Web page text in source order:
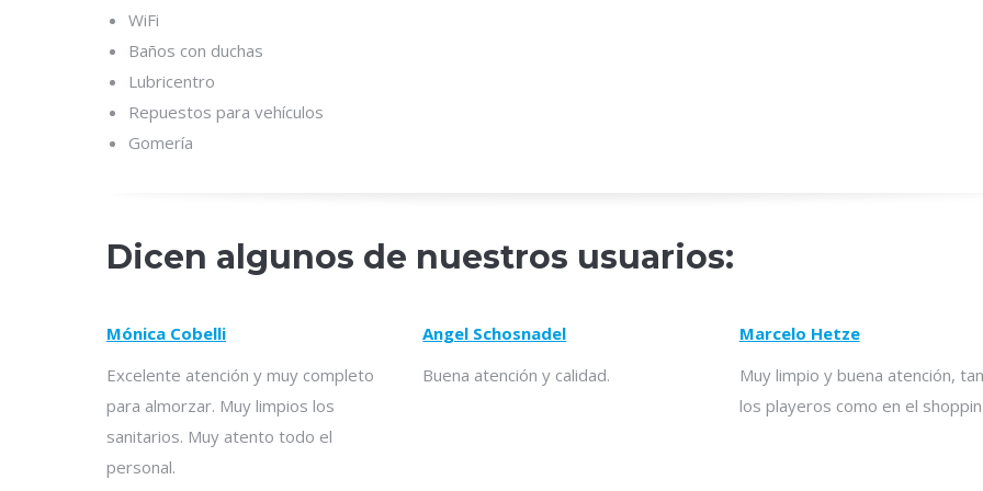
WiFi
Baños con duchas
Lubricentro
Repuestos para vehículos
Gomería
Dicen algunos de nuestros usuarios:
Mónica Cobelli
Excelente atención y muy completo
para almorzar. Muy limpios los
sanitarios. Muy atento todo el
personal.
Angel Schosnadel
Buena atención y calidad.
Marcelo Hetze
Muy limpio y buena atención,
los playeros como en el